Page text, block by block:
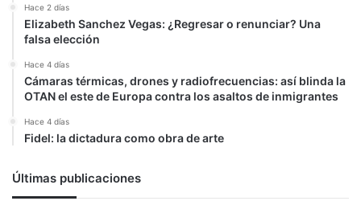
Hace 2 días
Elizabeth Sanchez Vegas: ¿Regresar o renunciar? Una
falsa elección
Hace 4 días
Cámaras térmicas, drones y radiofrecuencias: así blinda la
OTAN el este de Europa contra los asaltos de inmigrantes
Hace 4 días
Fidel: la dictadura como obra de arte
Últimas publicaciones